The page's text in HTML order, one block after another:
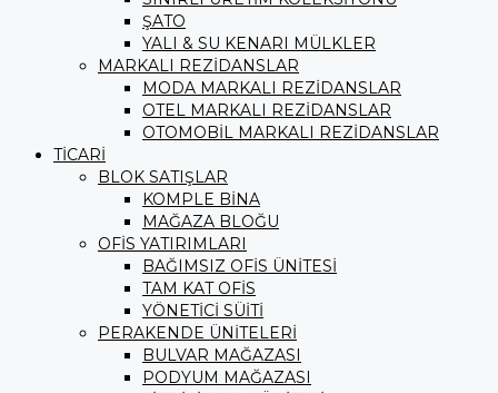
ŞATO
YALI & SU KENARI MÜLKLER
MARKALI REZİDANSLAR
MODA MARKALI REZİDANSLAR
OTEL MARKALI REZİDANSLAR
OTOMOBİL MARKALI REZİDANSLAR
TİCARİ
BLOK SATIŞLAR
KOMPLE BİNA
MAĞAZA BLOĞU
OFİS YATIRIMLARI
BAĞIMSIZ OFİS ÜNİTESİ
TAM KAT OFİS
YÖNETİCİ SÜİTİ
PERAKENDE ÜNİTELERİ
BULVAR MAĞAZASI
PODYUM MAĞAZASI